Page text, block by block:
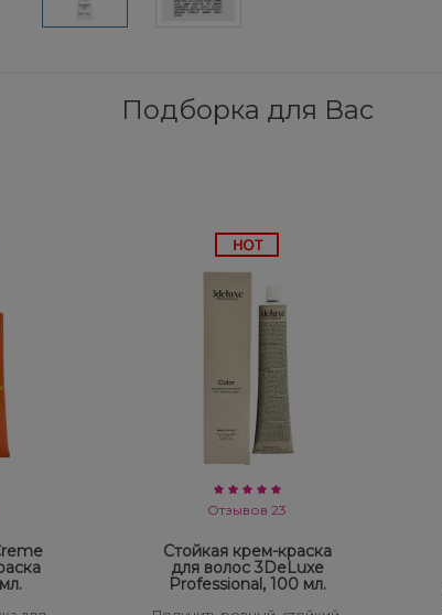
Подборка для Вас
Отзывов 23
Стойкая крем-краска
для волос 3DeLuxe
Professional, 100 мл.